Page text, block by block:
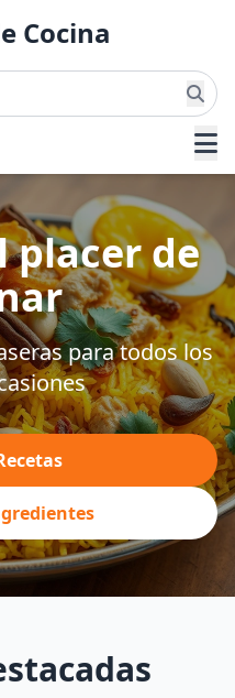
Cocina
placer de
para todos los